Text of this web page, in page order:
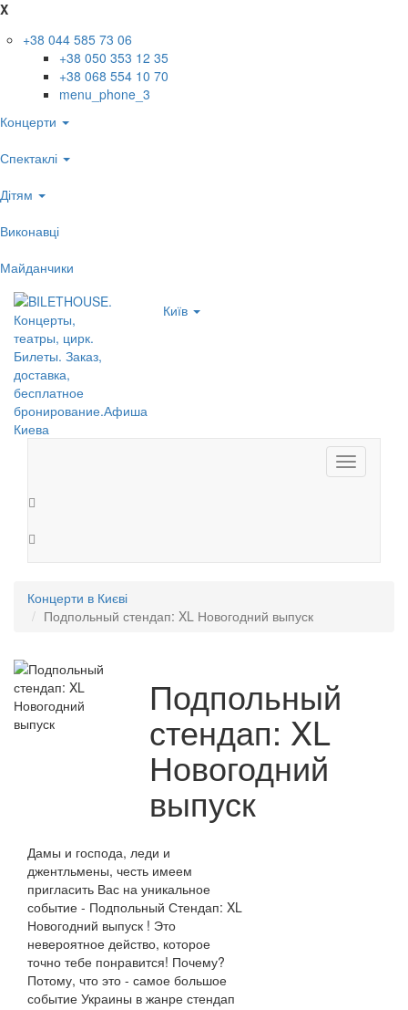
X
+38 044 585 73 06
+38 050 353 12 35
+38 068 554 10 70
menu_phone_3
Концерти
Спектаклі
Дітям
Виконавці
Майданчики
Київ
Toggle
navigation
Концерти в Києві
Подпольный стендап: XL Новогодний выпуск
Подпольный
стендап: XL
Новогодний
выпуск
Дамы и господа, леди и
джентльмены, честь имеем
пригласить Вас на уникальное
событие - Подпольный Стендап: XL
Новогодний выпуск ! Это
невероятное действо, которое
точно тебе понравится! Почему?
Потому, что это - самое большое
событие Украины в жанре стендап